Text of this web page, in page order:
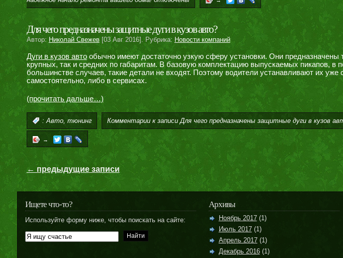
Для чего предназначены защитные дуги в кузов авто?
Автор: Николай Свежев[03 Авг 2016]. Рубрика: Новости компаний
Дуги в кузов автообычно имеют достаточно узкую сферу установки. Они предназначены
крупных, так и средних по габаритам. В базовую комплектацию выпускаемых пикапов, в
большинстве случаев, такие детали не входят. Поэтому водители устанавливают их уже
самостоятельно, либо в сервисах.
(прочитать дальше…)
: Авто, тюнинг Комментариик записи Для чего предназначены защитные дуги в кузов
→
← предыдущие записи
Ищете что-то?
Используйте форму ниже, чтобы поискать на сайте:
Архивы
Ноябрь 2017(1)
Июль 2017(1)
Апрель 2017(1)
Декабрь 2016(1)